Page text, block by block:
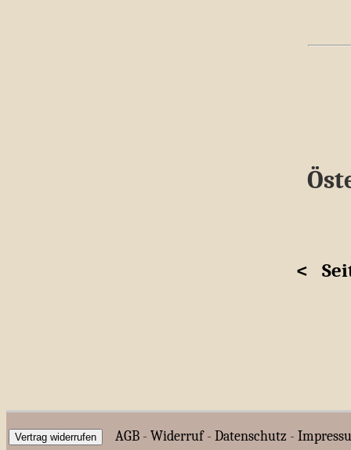
<
Vertrag widerrufen AGB - Widerruf- Datenschutz -